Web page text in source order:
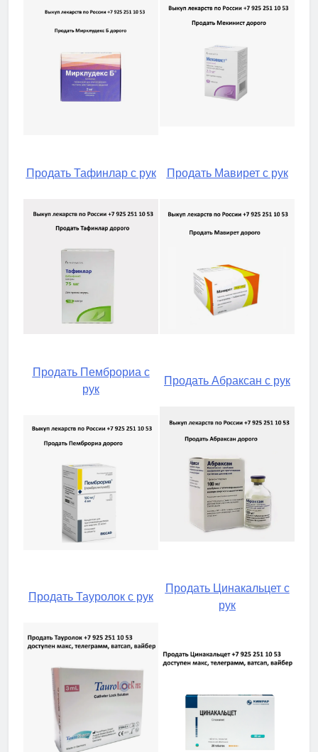
Продать Тафинлар с рук Продать Мавирет с рук
Продать Пемброриа с
рук
Продать Абраксан с рук
Продать Тауролок с рук
Продать Цинакальцет с
рук